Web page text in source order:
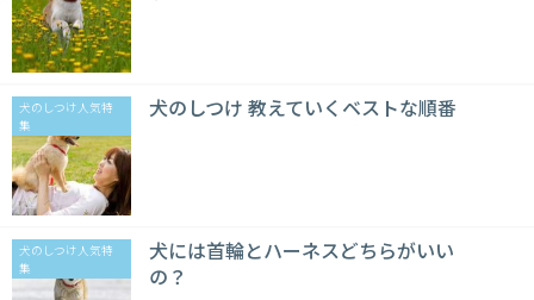
犬のしつけ人気特
集
犬のしつけ 教えていくベストな順番
犬のしつけ人気特
集
犬には首輪とハーネスどちらがいい
の？